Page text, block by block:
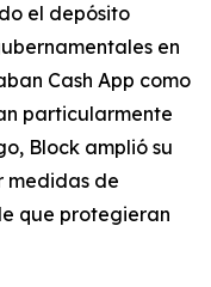
el depósito
en
Cash App como
particularmente
Block amplió su
medidas de
que protegieran